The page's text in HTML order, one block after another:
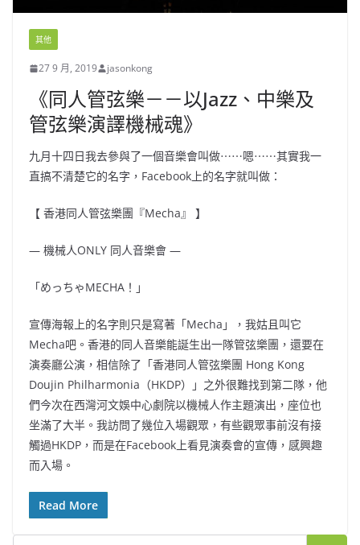
其他
27 9 月, 2019 jasonkong
《同人管弦樂－－以Jazz、中樂及
管弦樂演譯機械魂》
九月十四日我去參與了一個音樂會叫做⋯⋯嗯⋯⋯其實我一
直搞不清楚它的名字，Facebook上的名字就叫做：
【 香港同人管弦樂團『Mecha』 】
— 機械人ONLY 同人音樂會 —
「めっちゃMECHA！」
宣傳海報上的名字則只是寫著「Mecha」，我姑且叫它
Mecha吧。香港的同人音樂能誕生出一隊管弦樂團，還要在
演奏廳公演，相信除了「香港同人管弦樂團 Hong Kong
Doujin Philharmonia（HKDP）」之外很難找到第二隊，他
們今次在西灣河文娛中心劇院以機械人作主題演出，座位也
坐滿了大半。我訪問了幾位入場觀眾，有些觀眾事前沒有接
觸過HKDP，而是在Facebook上看見演奏會的宣傳，感興趣
而入場。
Read More